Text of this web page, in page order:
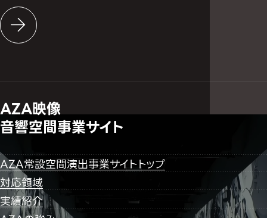
AZA映像
音響空間事業サイト
AZA常設空間演出事業サイトトップ
対応領域
実績紹介